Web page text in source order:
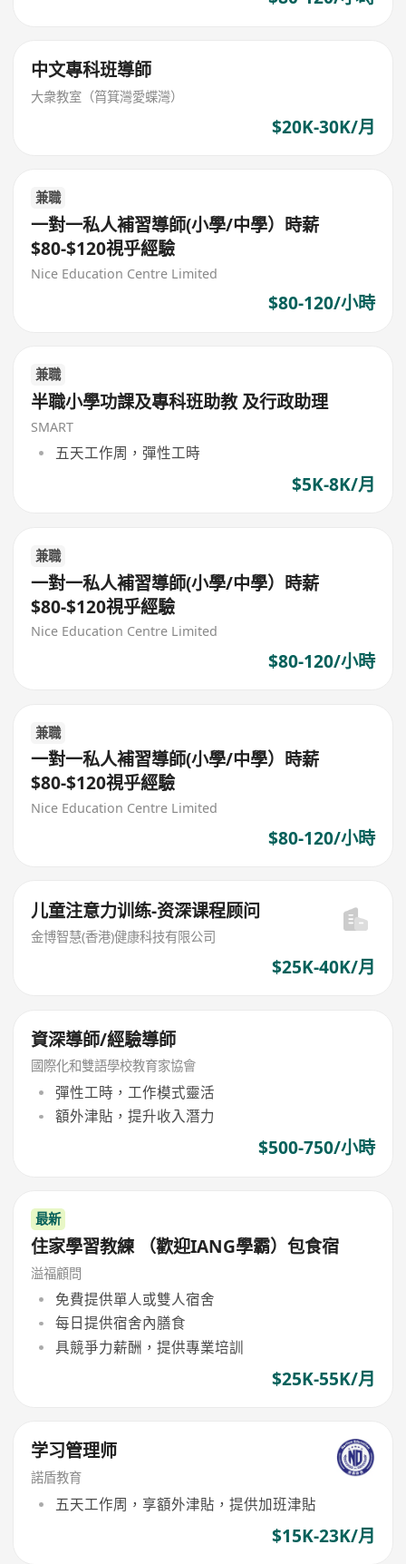
中文專科班導師
大衆教室（筲箕灣愛蝶灣）
$20K-30K/月
兼職
一對一私人補習導師(小學/中學）時薪
$80-$120視乎經驗
Nice Education Centre Limited
$80-120/小時
兼職
半職小學功課及專科班助教 及行政助理
SMART
五天工作周，彈性工時
$5K-8K/月
兼職
一對一私人補習導師(小學/中學）時薪
$80-$120視乎經驗
Nice Education Centre Limited
$80-120/小時
兼職
一對一私人補習導師(小學/中學）時薪
$80-$120視乎經驗
Nice Education Centre Limited
$80-120/小時
儿童注意力训练-资深课程顾问
金博智慧(香港)健康科技有限公司
$25K-40K/月
資深導師/經驗導師
國際化和雙語學校教育家協會
彈性工時，工作模式靈活
額外津貼，提升收入潛力
$500-750/小時
最新
住家學習教練 （歡迎IANG學霸）包食宿
溢福顧問
免費提供單人或雙人宿舍
每日提供宿舍內膳食
具競爭力薪酬，提供專業培訓
$25K-55K/月
学习管理师
諾盾教育
五天工作周，享額外津貼，提供加班津貼
$15K-23K/月